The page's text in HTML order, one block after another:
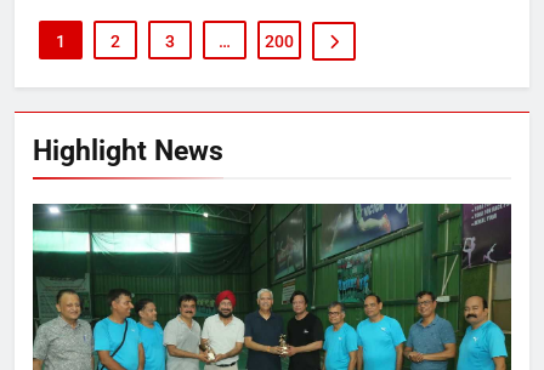
Highlight News
1 2 3 … 200